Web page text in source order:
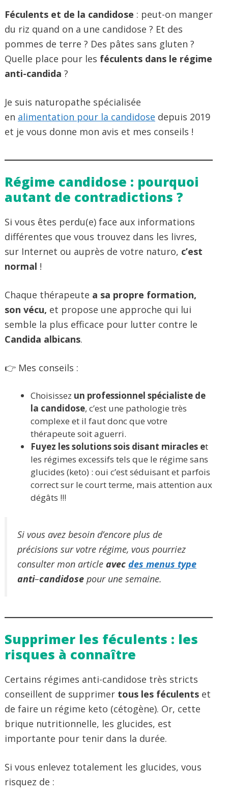
Féculents et de la candidose : peut-on manger
du riz quand on a une candidose ? Et des
pommes de terre ? Des pâtes sans gluten ?
Quelle place pour les féculents dans le régime
anti-candida ?
Je suis naturopathe spécialisée
en alimentation pour la candidose depuis 2019
et je vous donne mon avis et mes conseils !
Régime candidose : pourquoi
autant de contradictions ?
Si vous êtes perdu(e) face aux informations
différentes que vous trouvez dans les livres,
sur Internet ou auprès de votre naturo, c’est
normal !
Chaque thérapeute a sa propre formation,
son vécu, et propose une approche qui lui
semble la plus efficace pour lutter contre le
Candida albicans.
👉 Mes conseils :
Choisissez un professionnel spécialiste de
la candidose, c’est une pathologie très
complexe et il faut donc que votre
thérapeute soit aguerri.
Fuyez les solutions sois disant miracles et
les régimes excessifs tels que le régime sans
glucides (keto) : oui c’est séduisant et parfois
correct sur le court terme, mais attention aux
dégâts !!!
Si vous avez besoin d’encore plus de
précisions sur votre régime, vous pourriez
consulter mon article avec des menus type
anti–candidose pour une semaine.
Supprimer les féculents : les
risques à connaître
Certains régimes anti-candidose très stricts
conseillent de supprimer tous les féculents et
de faire un régime keto (cétogène). Or, cette
brique nutritionnelle, les glucides, est
importante pour tenir dans la durée.
Si vous enlevez totalement les glucides, vous
risquez de :